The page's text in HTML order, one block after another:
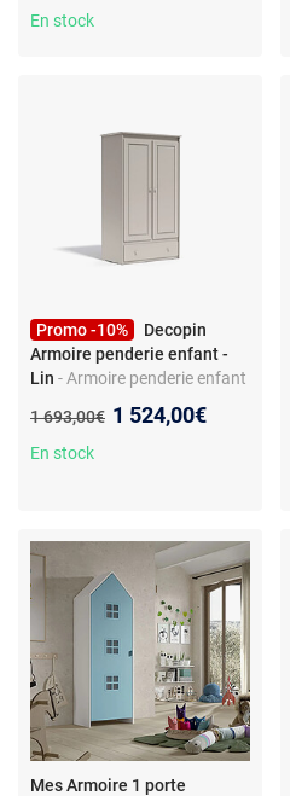
En stock
Promo -10%
Decopin
Armoire penderie enfant -
Lin - Armoire penderie enfant
tiroirs - avec étagères - en
bois
Ancien prix :
1 693,00€ Nouveau prix :
1 524,00€
En stock
Mes Armoire 1 porte